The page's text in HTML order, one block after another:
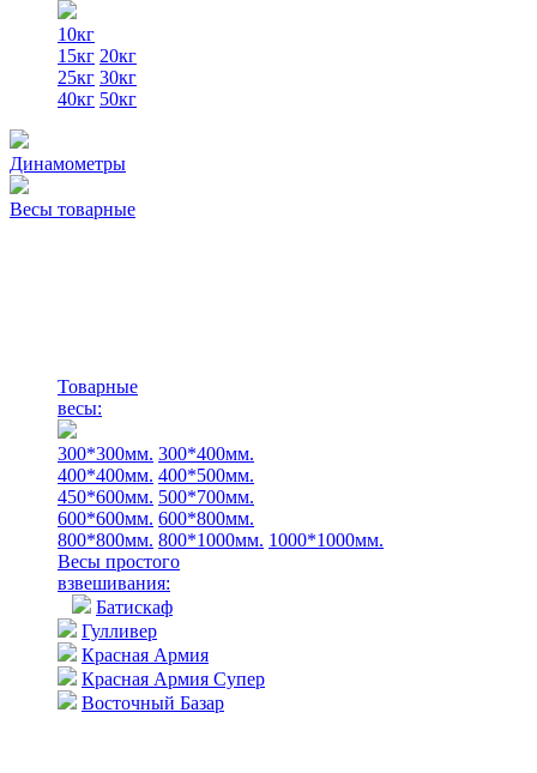
10кг
15кг 20кг
25кг 30кг
40кг 50кг
Динамометры
Весы товарные
Товарные
весы:
300*300мм. 300*400мм.
400*400мм. 400*500мм.
450*600мм. 500*700мм.
600*600мм. 600*800мм.
800*800мм. 800*1000мм. 1000*1000мм.
Весы простого
взвешивания:
Батискаф
Гулливер
Красная Армия
Красная Армия Супер
Восточный Базар